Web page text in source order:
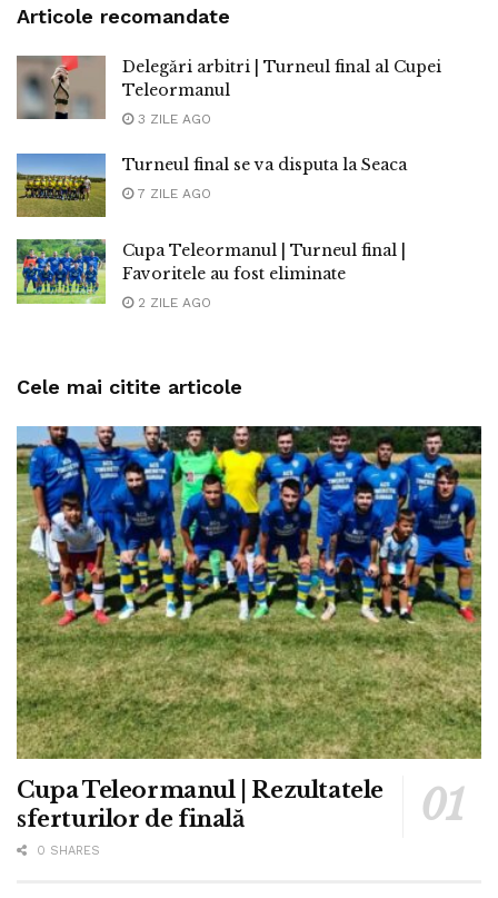
Articole recomandate
Delegări arbitri | Turneul final al Cupei
Teleormanul
3 ZILE AGO
Turneul final se va disputa la Seaca
7 ZILE AGO
Cupa Teleormanul | Turneul final |
Favoritele au fost eliminate
2 ZILE AGO
Cele mai citite articole
Cupa Teleormanul | Rezultatele
sferturilor de finală
0 SHARES